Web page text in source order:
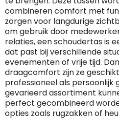
Home & Living
Keuken & Horeca
Reizen & Onderweg
Vakantie, Recreatie &
Dag van de Vrijwilliger
Dag van de Zorgkundige
Kerstmis
Pasen
Sinterklaas
RFX™
Sportlife®
Stanley®
Swiss Peak
Tenson
Custom medaille
Custom deken
Custom pet, muts &
Custom speelkaarten
Custom tas
Zorg
combineren comfort met
zorgen voor langdurige
om gebruik door
relaties, een schoudertas is
dat past bij verschillende
evenementen of vrije tijd.
draagcomfort zijn ze
professioneel als persoonlijk
gevarieerd assortiment
perfect gecombineerd
opties zoals rugzakken of